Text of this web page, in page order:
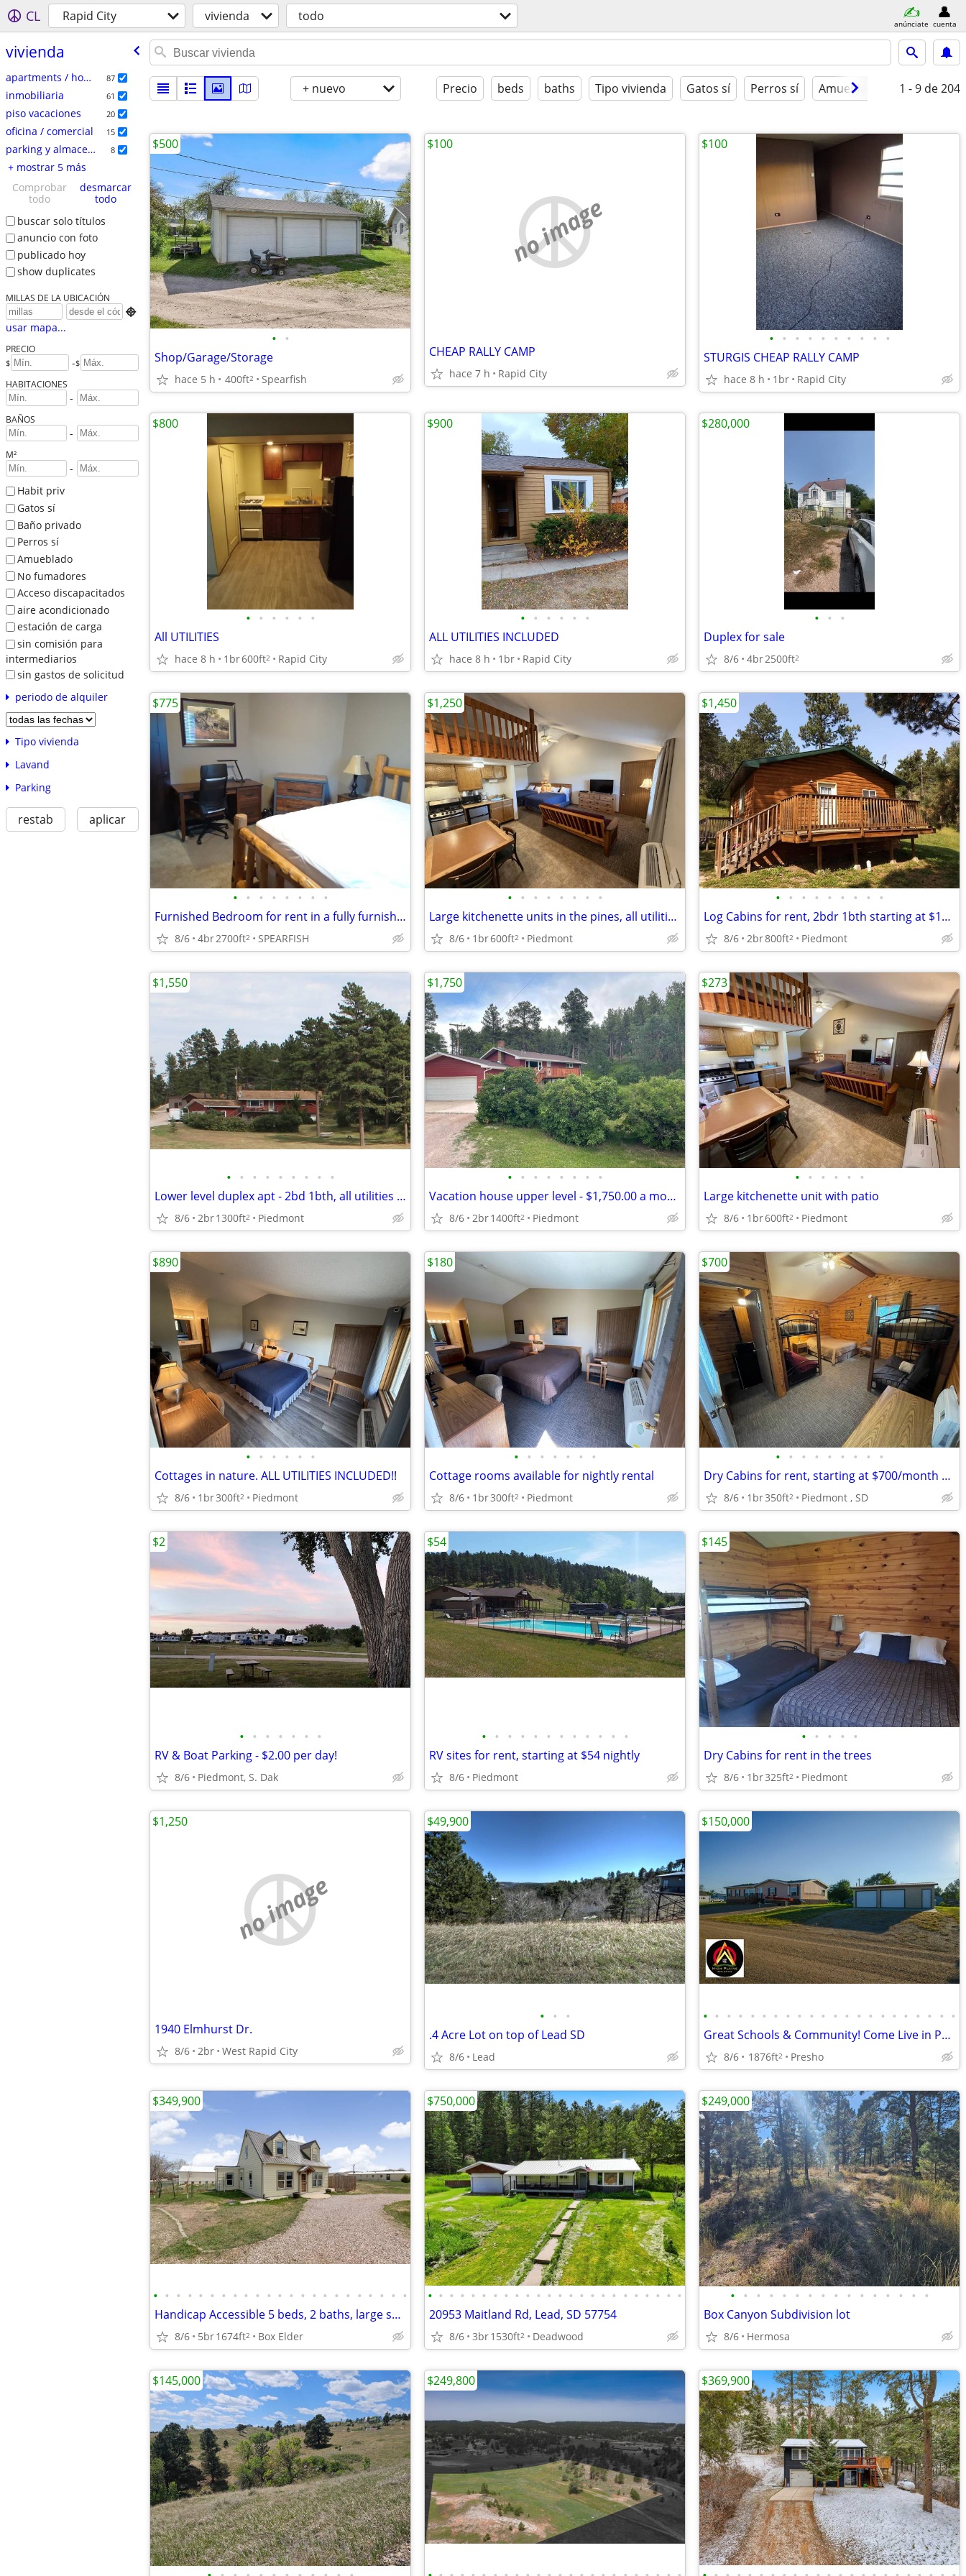
CL Rapid City vivienda todo anúnciate cuenta
vivienda
apartments / housing for rent 87
inmobiliaria 61
piso vacaciones 20
oficina / comercial 15
parking y almacenamiento 8
+ mostrar 5 más
Comprobar
todo
desmarcar
todo
buscar solo títulos
anuncio con foto
publicado hoy
show duplicates
MILLAS DE LA UBICACIÓN

usar mapa...
PRECIO
$ -$
HABITACIONES
-
BAÑOS
-
M²
-
Habit priv
Gatos sí
Baño privado
Perros sí
Amueblado
No fumadores
Acceso discapacitados
aire acondicionado
estación de carga
sin comisión para
intermediarios
sin gastos de solicitud
periodo de alquiler
Tipo vivienda
Lavand
Parking
restab aplicar
+ nuevo Precio beds baths Tipo vivienda Gatos sí Perros sí Amueblado 1 - 9 de 204
• •
Shop/Garage/Storage
hace 5 h 400ft2 Spearfish
$500
no image
CHEAP RALLY CAMP
hace 7 h Rapid City
$100
• • • • • • • • • •
STURGIS CHEAP RALLY CAMP
hace 8 h 1br Rapid City
$100
• • • • • •
All UTILITIES
hace 8 h 1br600ft2 Rapid City
$800
• • • • • •
ALL UTILITIES INCLUDED
hace 8 h 1br Rapid City
$900
• • •
Duplex for sale
8/6 4br2500ft2
$280,000
• • • • • • • •
Furnished Bedroom for rent in a fully furnished large 4 bedroom house
8/6 4br2700ft2 SPEARFISH
$775
• • • • • • • •
Large kitchenette units in the pines, all utilities included!!
8/6 1br600ft2 Piedmont
$1,250
• • • • • • • • •
Log Cabins for rent, 2bdr 1bth starting at $1450, all utilities incl.
8/6 2br800ft2 Piedmont
$1,450
• • • • • • • • •
Lower level duplex apt - 2bd 1bth, all utilities incl. !!
8/6 2br1300ft2 Piedmont
$1,550
• • • • • • • •
Vacation house upper level - $1,750.00 a month
8/6 2br1400ft2 Piedmont
$1,750
• • • • • •
Large kitchenette unit with patio
8/6 1br600ft2 Piedmont
$273
• • • • • •
Cottages in nature. ALL UTILITIES INCLUDED!!
8/6 1br300ft2 Piedmont
$890
• • • • • • •
Cottage rooms available for nightly rental
8/6 1br300ft2 Piedmont
$180
• • • • • • • • •
Dry Cabins for rent, starting at $700/month all utilities incl.
8/6 1br350ft2 Piedmont , SD
$700
• • • • • • •
RV & Boat Parking - $2.00 per day!
8/6 Piedmont, S. Dak
$2
• • • • • • • • • • • •
RV sites for rent, starting at $54 nightly
8/6 Piedmont
$54
• • • • •
Dry Cabins for rent in the trees
8/6 1br325ft2 Piedmont
$145
no image
1940 Elmhurst Dr.
8/6 2br West Rapid City
$1,250
• • •
.4 Acre Lot on top of Lead SD
8/6 Lead
$49,900
• • • • • • • • • • • • • • • • • • • • • •
Great Schools & Community! Come Live in Peaceful Small Town USA
8/6 1876ft2 Presho
$150,000
• • • • • • • • • • • • • • • • • • • • • • •
Handicap Accessible 5 beds, 2 baths, large shop Box Elder / Ellsworth
8/6 5br1674ft2 Box Elder
$349,900
• • • • • • • • • • • • • • • • • • • • • • • •
20953 Maitland Rd, Lead, SD 57754
8/6 3br1530ft2 Deadwood
$750,000
• • • • • • • • • • • • • • • •
Box Canyon Subdivision lot
8/6 Hermosa
$249,000
$145,000 $249,800 $369,900